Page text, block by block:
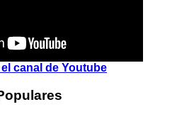
canal de Youtube